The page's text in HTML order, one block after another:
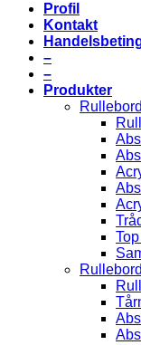
Profil
Kontakt
–
–
Produkter